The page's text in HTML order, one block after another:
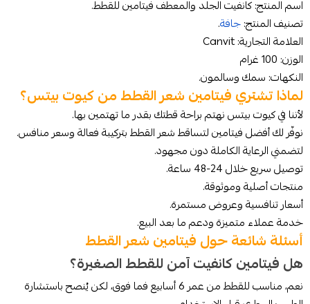
اسم المنتج: كانفيت الجلد والمعطف فيتامين للقطط.
تصنيف المنتج:جافة.
العلامة التجارية: Canvit
الوزن: 100 غرام
النكهات: سمك وسالمون.
لماذا تشتري فيتامين شعر القطط من كيوت بيتس؟
لأننا في كيوت بيتس نهتم براحة قطتك بقدر ما تهتمين بها.
نوفّر لك أفضل فيتامين لتساقط شعر القطط بتركيبة فعالة وسعر منافس.
لتضمني الرعاية الكاملة دون مجهود.
توصيل سريع خلال 24-48 ساعة.
منتجات أصلية وموثوقة.
أسعار تنافسية وعروض مستمرة.
خدمة عملاء متميزة ودعم ما بعد البيع.
أسئلة شائعة حول فيتامين شعر القطط
هل فيتامين كانفيت آمن للقطط الصغيرة؟
نعم، مناسب للقطط من عمر 6 أسابيع فما فوق، لكن يُنصح باستشارة